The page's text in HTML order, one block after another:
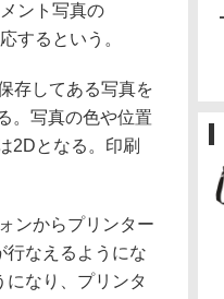
ント写真の
するという。
存してある写真を
。写真の色や位置
2Dとなる。印刷
ンからプリンター
行なえるようにな
になり、プリンタ